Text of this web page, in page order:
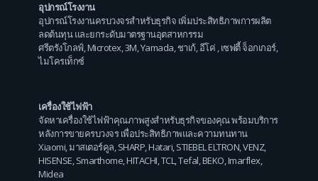
อุปกรณ์โรงงาน
อุปกรณ์โรงงานครบวงจรสำหรับธุรกิจ เพิ่มประสิทธิภาพการผลิต
ลดต้นทุน และยกระดับมาตรฐานอุตสาหกรรม
ศรีตรังโกลฟ์,Microtex,3M,Yamada,ชาเก้,อีโค่ ,เซฟตี้ จ็อกเกอร์,
ไมโครเท็กซ์
เครื่องใช้ไฟฟ้า
จัดหาเครื่องใช้ไฟฟ้าคุณภาพสูงสำหรับธุรกิจของคุณ พร้อมบริการ
หลังการขายครบวงจร เพื่อประสิทธิภาพและความทนทาน
Xiaomi,มาสเตอร์คูล,SHARP,Hatari,STIEBEL ELTRON,VENZ,
HISENSE,Smarthome,HITACHI,TCL,Tefal,BEKO,Imarflex,
Midea